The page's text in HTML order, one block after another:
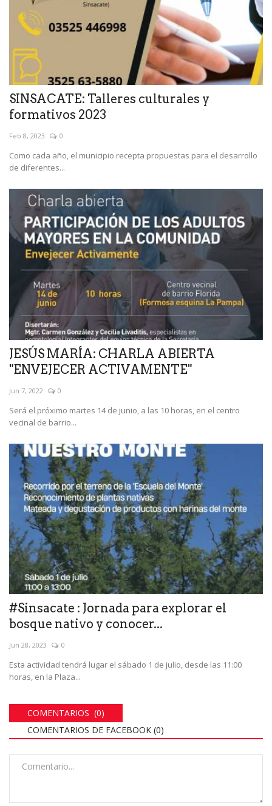
SINSACATE: Talleres culturales y
formativos 2023
Feb 8, 2023 0
Como cada año, el municipio recepta propuestas para el desarrollo
de diferentes...
JESÚS MARÍA: CHARLA ABIERTA
"ENVEJECER ACTIVAMENTE"
Jun 7, 2022 0
Será el próximo martes 14 de junio, a las 10 horas, en el centro
vecinal de barrio...
#Sinsacate : Jornada para explorar el
bosque nativo y conocer...
Jun 28, 2023 0
Esta actividad tendrá lugar el sábado 1 de julio, desde las 11:00
horas, en la Plaza...
COMENTARIOS (0)
COMENTARIOS DE FACEBOOK (0)